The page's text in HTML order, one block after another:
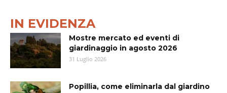
IN EVIDENZA
Mostre mercato ed eventi di
giardinaggio in agosto 2026
31 Luglio 2026
Popillia, come eliminarla dal giardino